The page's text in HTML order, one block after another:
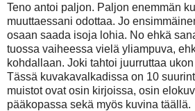
Teno antoi paljon. Paljon enemmän
muuttaessani odottaa. Jo
osaan saada isoja lohia. No ehkä
tuossa vaiheessa vielä yliampuva,
kohdallaan. Joki tahtoi juurruttaa
Tässä kuvakavalkadissa on 10
muistot ovat osin kirjoissa, osin
pääkopassa sekä myös kuvina täällä.